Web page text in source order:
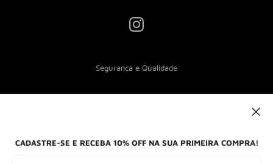
CADASTRE-SE E RECEBA 10% OFF NA SUA PRIMEIRA COMPRA!
Segurança e Qualidade